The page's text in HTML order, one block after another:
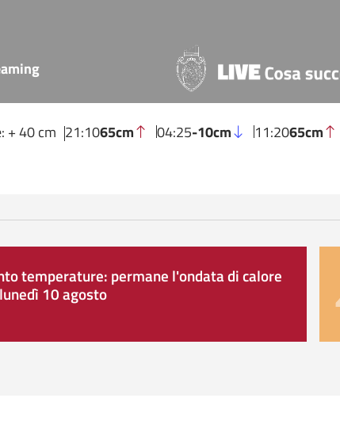
+ 40 cm 21:1065cm 04:25-10cm 11:2065cm
temperature: permane l'ondata di calore
10 agosto